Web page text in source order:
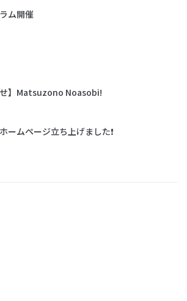
ム開催
せ】Matsuzono Noasobi!
ームページ立ち上げました❗️